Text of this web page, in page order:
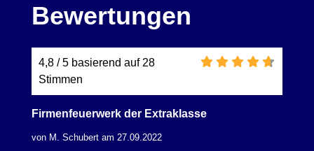
Bewertungen
4,8 / 5 basierend auf 28
Stimmen
Firmenfeuerwerk der Extraklasse
von M. Schubert am 27.09.2022